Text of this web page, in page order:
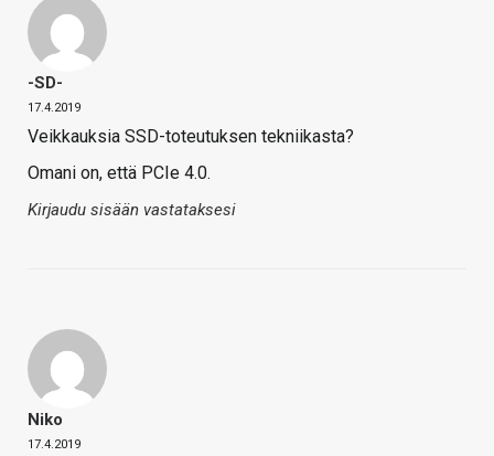
-SD-
17.4.2019
Veikkauksia SSD-toteutuksen tekniikasta?
Omani on, että PCIe 4.0.
Kirjaudu sisään vastataksesi
Niko
17.4.2019